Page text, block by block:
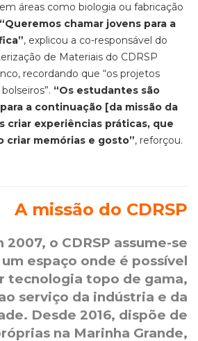
áreas como biologia ou fabricação
“Queremos chamar jovens para a
, explicou a co-responsável do
de Materiais do CDRSP
recordando que “os projetos
“Os estudantes são
a continuação [da missão da
criar experiências práticas, que
criar memórias e gosto”, reforçou.
A missão do CDRSP
2007, o CDRSP assume-se
espaço onde é possível
tecnologia topo de gama,
serviço da indústria e da
Desde 2016, dispõe de
na Marinha Grande,